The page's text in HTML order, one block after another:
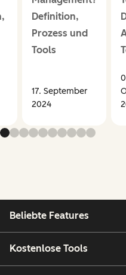
Definition,
Prozess und
Tools
17. September
2024
Beliebte Features
Kostenlose Tools